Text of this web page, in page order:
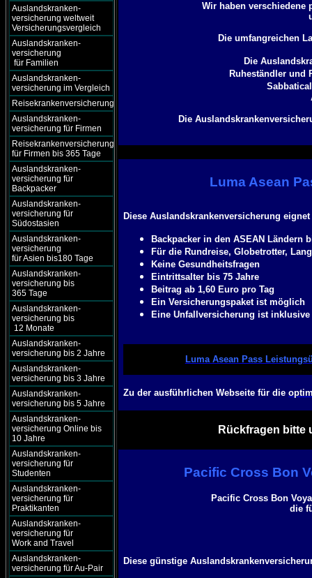
Auslandskranken-
versicherung weltweit
Versicherungsvergleich
Auslandskranken-
versicherung
für Familien
Auslandskranken-
versicherung im Vergleich
Reisekrankenversicherung
Auslandskranken-
versicherung für Firmen
Reisekrankenversicherung
für Firmen bis 365 Tage
Auslandskranken-
versicherung für
Backpacker
Auslandskranken-
versicherung für
Südostasien
Auslandskranken-
versicherung
für Asien bis180 Tage
Auslandskranken-
versicherung bis
365 Tage
Auslandskranken-
versicherung bis
12 Monate
Auslandskranken-
versicherung bis 2 Jahre
Auslandskranken-
versicherung bis 3 Jahre
Auslandskranken-
versicherung bis 5 Jahre
Auslandskranken-
versicherung Online bis
10 Jahre
Auslandskranken-
versicherung für
Studenten
Auslandskranken-
versicherung für
Praktikanten
Auslandskranken-
versicherung für
Work and Travel
Auslandskranken-
versicherung für Au-Pair
Wir haben verschiedene
Die umfangreichen
Die
Ruheständler und
Die
Luma Asean
Diese Auslandskrankenversicherung
Backpacker in den ASEAN Ländern
Für die Rundreise, Globetrotter,
Keine Gesundheitsfragen
Eintrittsalter bis 75 Jahre
Beitrag ab 1,60 Euro pro Tag
Ein Versicherungspaket ist möglich
Eine Unfallversicherung ist inklusive
Luma Asean Pass
Zu der ausführlichen Webseite für die
Rückfragen bitte
Pacific Cross Bon
Pacific Cross Bon
die
Diese günstige